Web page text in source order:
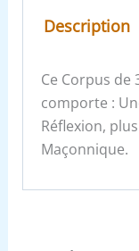
Description
Ce Corpus de
comporte :
Réflexion,
Maçonnique.